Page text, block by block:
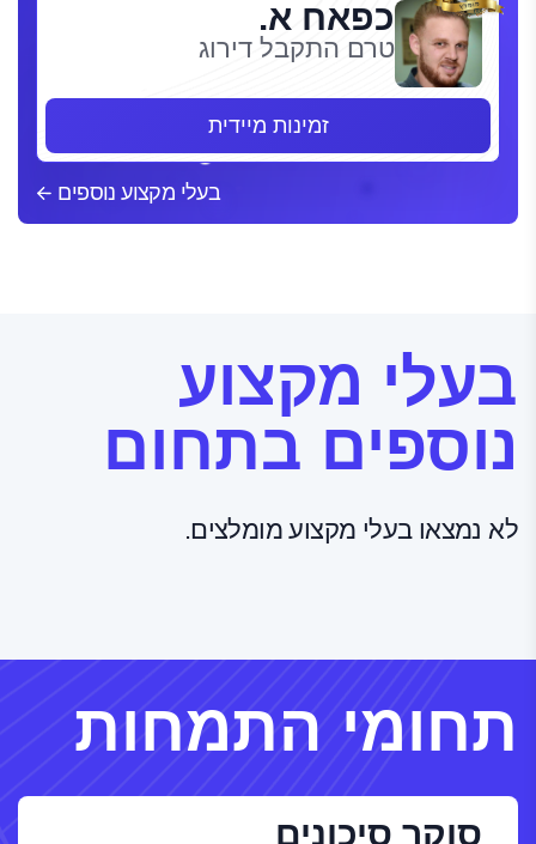
כפאח א.
טרם התקבל דירוג
זמינות מיידית
בעלי מקצוע נוספים
בעלי מקצוע
נוספים בתחום
לא נמצאו בעלי מקצוע מומלצים.
תחומי התמחות
סוקר סיכונים